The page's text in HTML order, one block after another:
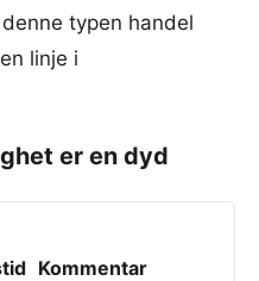
typen handel
linje i
er en dyd
Kommentar